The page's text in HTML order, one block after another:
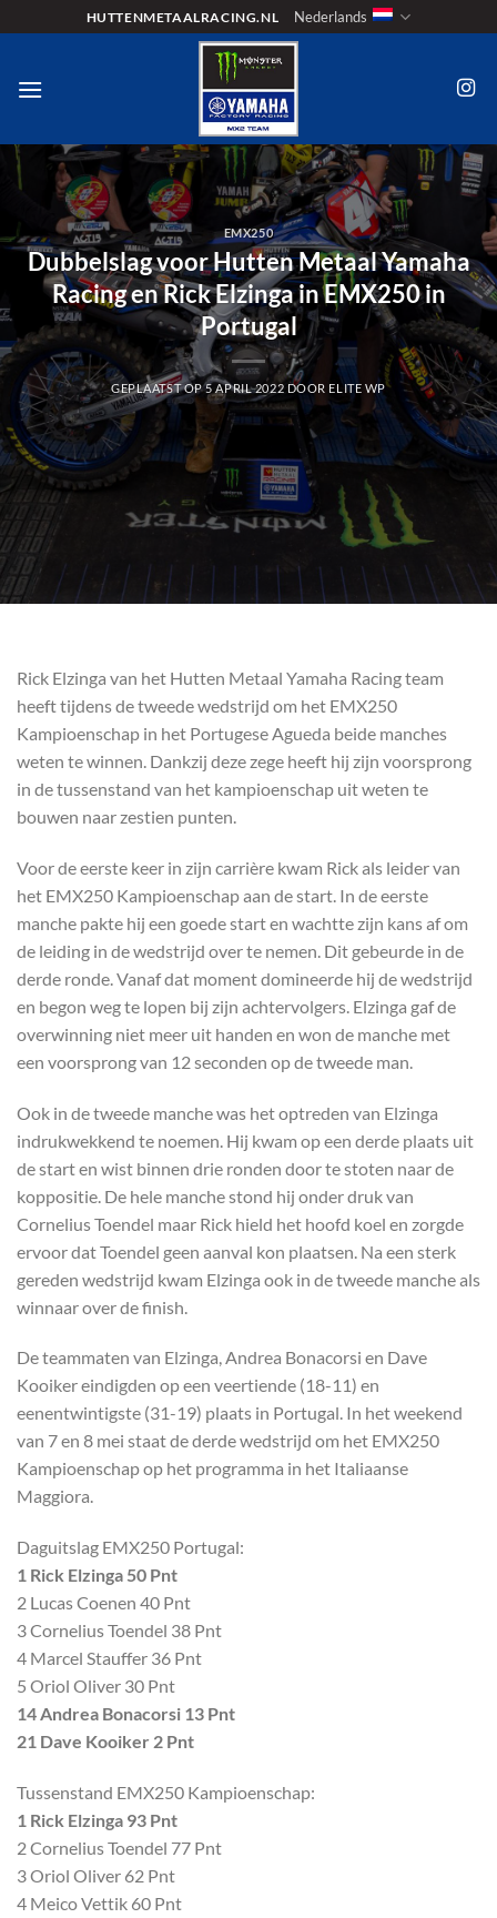
naar
HUTTENMETAALRACING.NL Nederlands
EMX250
Dubbelslag voor Hutten Metaal Yamaha
Racing en Rick Elzinga in EMX250 in
Portugal
GEPLAATST OP5 APRIL 2022 DOOR ELITE WP
Rick Elzinga van het Hutten Metaal Yamaha Racing team
heeft tijdens de tweede wedstrijd om het EMX250
Kampioenschap in het Portugese Agueda beide manches
weten te winnen. Dankzij deze zege heeft hij zijn voorsprong
in de tussenstand van het kampioenschap uit weten te
bouwen naar zestien punten.
Voor de eerste keer in zijn carrière kwam Rick als leider van
het EMX250 Kampioenschap aan de start. In de eerste
manche pakte hij een goede start en wachtte zijn kans af om
de leiding in de wedstrijd over te nemen. Dit gebeurde in de
derde ronde. Vanaf dat moment domineerde hij de wedstrijd
en begon weg te lopen bij zijn achtervolgers. Elzinga gaf de
overwinning niet meer uit handen en won de manche met
een voorsprong van 12 seconden op de tweede man.
Ook in de tweede manche was het optreden van Elzinga
indrukwekkend te noemen. Hij kwam op een derde plaats uit
de start en wist binnen drie ronden door te stoten naar de
koppositie. De hele manche stond hij onder druk van
Cornelius Toendel maar Rick hield het hoofd koel en zorgde
ervoor dat Toendel geen aanval kon plaatsen. Na een sterk
gereden wedstrijd kwam Elzinga ook in de tweede manche als
winnaar over de finish.
De teammaten van Elzinga, Andrea Bonacorsi en Dave
Kooiker eindigden op een veertiende (18-11) en
eenentwintigste (31-19) plaats in Portugal. In het weekend
van 7 en 8 mei staat de derde wedstrijd om het EMX250
Kampioenschap op het programma in het Italiaanse
Maggiora.
Daguitslag EMX250 Portugal:
1 Rick Elzinga 50 Pnt
2 Lucas Coenen 40 Pnt
3 Cornelius Toendel 38 Pnt
4 Marcel Stauffer 36 Pnt
5 Oriol Oliver 30 Pnt
14 Andrea Bonacorsi 13 Pnt
21 Dave Kooiker 2 Pnt
Tussenstand EMX250 Kampioenschap:
1 Rick Elzinga 93 Pnt
2 Cornelius Toendel 77 Pnt
3 Oriol Oliver 62 Pnt
4 Meico Vettik 60 Pnt